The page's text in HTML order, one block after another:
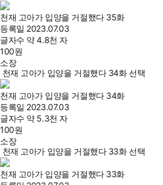
천재 고아가 입양을 거절했다 35화
등록일 2023.07.03
글자수 약 4.8천 자
100원
소장
천재 고아가 입양을 거절했다 34화 선택
천재 고아가 입양을 거절했다 34화
등록일 2023.07.03
글자수 약 5.3천 자
100원
소장
천재 고아가 입양을 거절했다 33화 선택
천재 고아가 입양을 거절했다 33화